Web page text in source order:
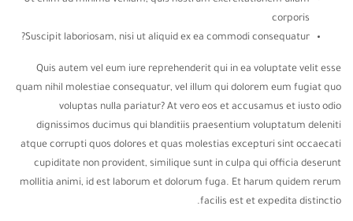
corporis
Suscipit laboriosam, nisi ut aliquid ex ea commodi consequatur?
Quis autem vel eum iure reprehenderit qui in ea voluptate velit esse
quam nihil molestiae consequatur, vel illum qui dolorem eum fugiat quo
voluptas nulla pariatur? At vero eos et accusamus et iusto odio
dignissimos ducimus qui blanditiis praesentium voluptatum deleniti
atque corrupti quos dolores et quas molestias excepturi sint occaecati
cupiditate non provident, similique sunt in culpa qui officia deserunt
mollitia animi, id est laborum et dolorum fuga. Et harum quidem rerum
facilis est et expedita distinctio.